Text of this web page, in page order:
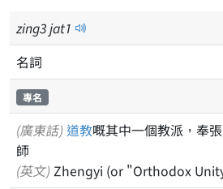
zing3jat1
名詞
專名
(廣東話) 道教嘅其中一個教派，奉張
師
(英文) Zhengyi (or "Orthodox